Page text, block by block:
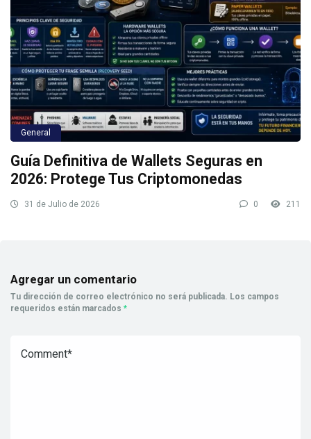
General
Guía Definitiva de Wallets Seguras en
2026: Protege Tus Criptomonedas
31 de Julio de 2026 0 211
Agregar un comentario
Tu dirección de correo electrónico no será publicada. Los campos
requeridos están marcados *